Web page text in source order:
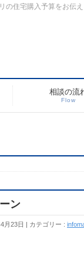
住宅購入予算をお伝え
相談の流
Flow
ン
月23日 カテゴリー :